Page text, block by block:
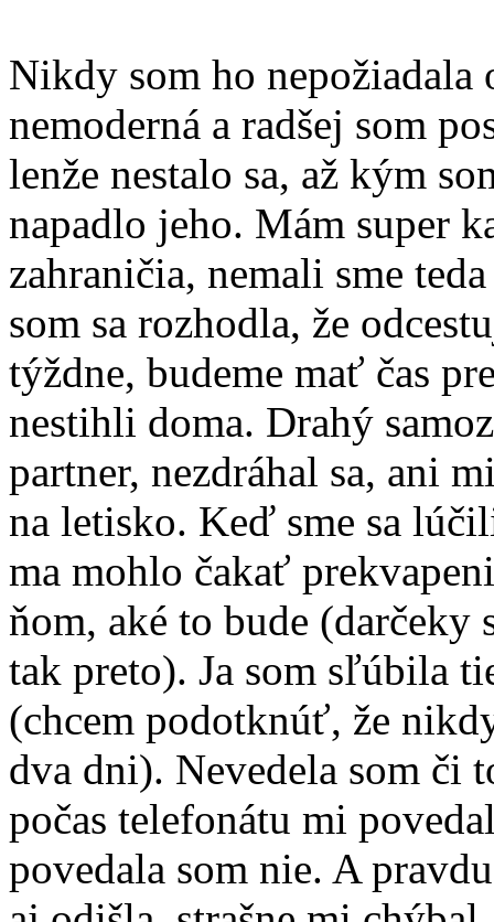
Nikdy som ho
nemoderná a radšej som
lenže nestalo sa, až kým
napadlo jeho. Mám super
zahraničia, nemali sme
som sa rozhodla, že
týždne, budeme mať čas
nestihli doma. Drahý
partner, nezdráhal sa, ani
na letisko. Keď sme sa
ma mohlo čakať
ňom, aké to bude (darčeky
tak preto). Ja som sľúbila
(chcem podotknúť, že
dva dni). Nevedela som či
počas telefonátu mi
povedala som nie. A